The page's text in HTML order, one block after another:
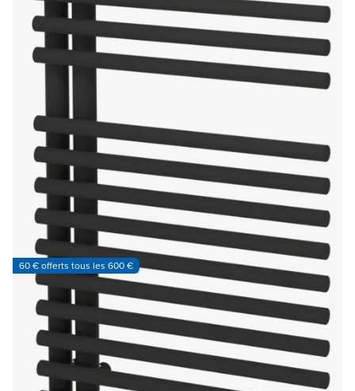
60 € offerts tous les 600 €